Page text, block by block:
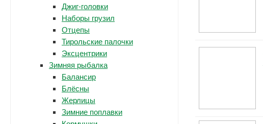
Джиг-головки
Наборы грузил
Отцепы
Тирольские палочки
Эксцентрики
Зимняя рыбалка
Балансир
Блёсны
Жерлицы
Зимние поплавки